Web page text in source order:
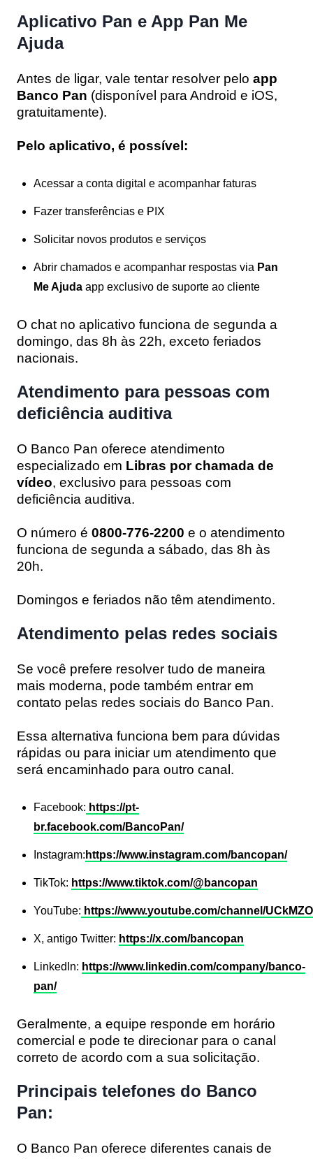
Aplicativo Pan e App Pan Me
Ajuda
Antes de ligar, vale tentar resolver pelo app
Banco Pan (disponível para Android e iOS,
gratuitamente).
Pelo aplicativo, é possível:
Acessar a conta digital e acompanhar faturas
Fazer transferências e PIX
Solicitar novos produtos e serviços
Abrir chamados e acompanhar respostas via Pan
Me Ajuda app exclusivo de suporte ao cliente
O chat no aplicativo funciona de segunda a
domingo, das 8h às 22h, exceto feriados
nacionais.
Atendimento para pessoas com
deficiência auditiva
O Banco Pan oferece atendimento
especializado em Libras por chamada de
vídeo, exclusivo para pessoas com
deficiência auditiva.
O número é 0800-776-2200 e o atendimento
funciona de segunda a sábado, das 8h às
20h.
Domingos e feriados não têm atendimento.
Atendimento pelas redes sociais
Se você prefere resolver tudo de maneira
mais moderna, pode também entrar em
contato pelas redes sociais do Banco Pan.
Essa alternativa funciona bem para dúvidas
rápidas ou para iniciar um atendimento que
será encaminhado para outro canal.
Facebook: https://pt-
br.facebook.com/BancoPan/
Instagram: https://www.instagram.com/bancopan/
TikTok: https://www.tiktok.com/@bancopan
YouTube: https://www.youtube.com/channel/
X, antigo Twitter: https://x.com/bancopan
LinkedIn: https://www.linkedin.com/company/banco-
pan/
Geralmente, a equipe responde em horário
comercial e pode te direcionar para o canal
correto de acordo com a sua solicitação.
Principais telefones do Banco
Pan:
O Banco Pan oferece diferentes canais de